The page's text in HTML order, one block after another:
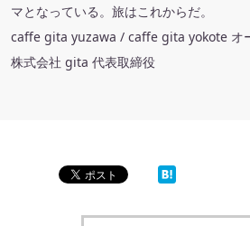
マとなっている。旅はこれからだ。
caffe gita yuzawa / caffe gita yokote オ
株式会社 gita 代表取締役